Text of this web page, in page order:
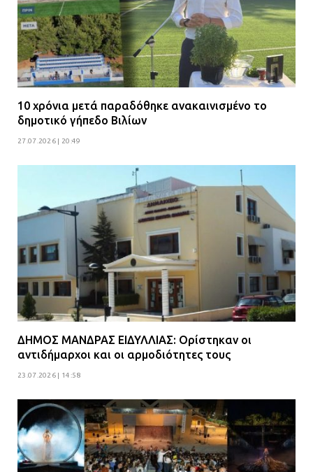
10 χρόνια μετά παραδόθηκε ανακαινισμένο το
δημοτικό γήπεδο Βιλίων
27.07.2026 | 20:49
ΔΗΜΟΣ ΜΑΝΔΡΑΣ ΕΙΔΥΛΛΙΑΣ: Ορίστηκαν οι
αντιδήμαρχοι και οι αρμοδιότητες τους
23.07.2026 | 14:58